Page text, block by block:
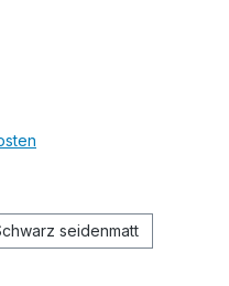
seidenmatt